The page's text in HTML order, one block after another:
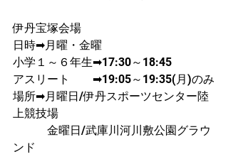
伊丹宝塚会場
日時➡月曜・金曜
​小学１～６年生➡17:30～18:45
アスリート　　➡19:05～19:35(月)のみ
場所➡月曜日/伊丹スポーツセンター陸
上競技場
金曜日/武庫川河川敷公園グラウ
ンド